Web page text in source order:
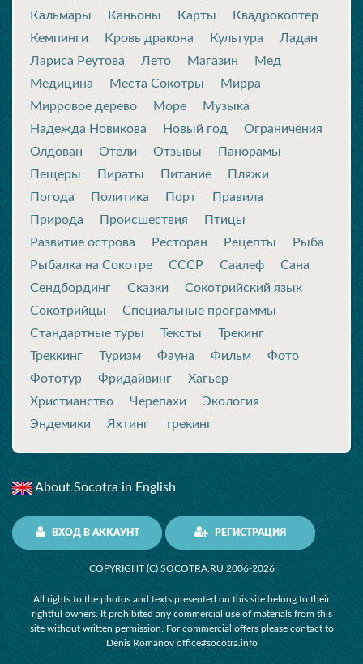
Кальмары
Каньоны Карты
Квадрокоптер
Кемпинги
Кровь дракона Культура
Ладан
Лариса Реутова
Лето Магазин
Мед
Медицина
Места Сокотры
Мирра
Мирровое дерево
Море
Музыка
Надежда Новикова
Новый год
Ограничения
Олдован
Отели Отзывы
Панорамы
Пещеры
Пираты Питание
Пляжи
Погода
Политика Порт
Правила
Природа
Происшествия
Птицы
Развитие острова
Ресторан Рецепты
Рыба
Рыбалка на Сокотре
СССР Саалеф
Сана
Сендбординг
Сказки
Сокотрийский язык
Сокотрийцы
Специальные программы
Стандартные туры
Тексты
Трекинг
Треккинг
Туризм Фауна Фильм
Фото
Фототур
Фридайвинг
Хагьер
Христианство
Черепахи
Экология
Эндемики
Яхтинг трекинг
About Socotra in English
ВХОД В АККАУНТ РЕГИСТРАЦИЯ
COPYRIGHT (C) SOCOTRA.RU 2006-2026
All rights to the photos and texts presented on this site belong to their
rightful owners. It prohibited any commercial use of materials from this
site without written permission. For commercial offers please contact to
Denis Romanov office#socotra.info